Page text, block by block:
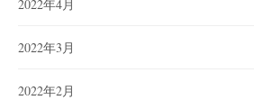
2022年4月
2022年3月
2022年2月